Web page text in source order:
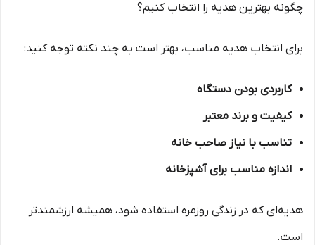
چگونه بهترین هدیه را انتخاب کنیم؟
برای انتخاب هدیه مناسب، بهتر است به چند نکته توجه کنید:
کاربردی بودن دستگاه
کیفیت و برند معتبر
تناسب با نیاز صاحب خانه
اندازه مناسب برای آشپزخانه
هدیه‌ای که در زندگی روزمره استفاده شود، همیشه ارزشمندتر
است.